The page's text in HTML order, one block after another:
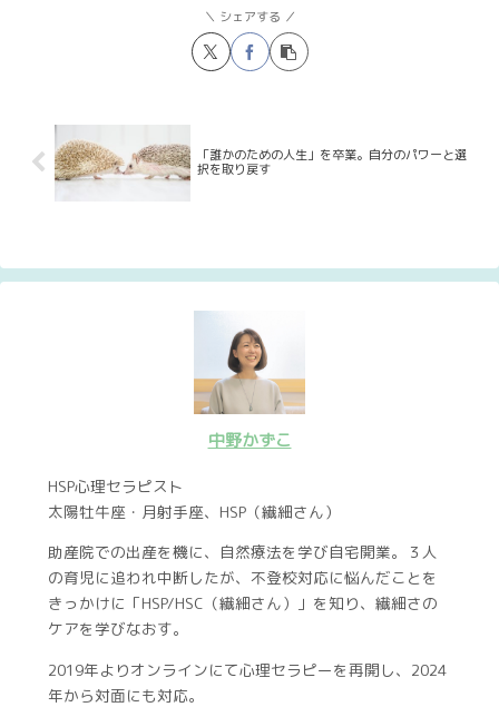
シェアする
「誰かのための人生」を卒業。自分のパワーと選
択を取り戻す
中野かずこ
HSP心理セラピスト
太陽牡牛座・月射手座、HSP（繊細さん）
助産院での出産を機に、自然療法を学び自宅開業。３人
の育児に追われ中断したが、不登校対応に悩んだことを
きっかけに「HSP/HSC（繊細さん）」を知り、繊細さの
ケアを学びなおす。
2019年よりオンラインにて心理セラピーを再開し、2024
年から対面にも対応。